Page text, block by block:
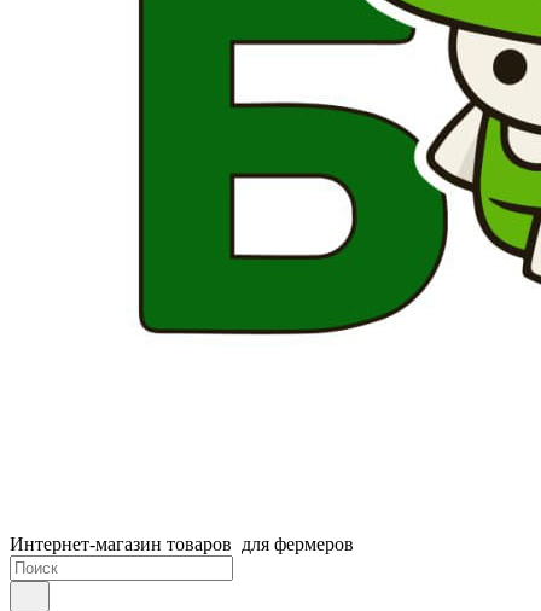
Интернет-магазин товаров для фермеров